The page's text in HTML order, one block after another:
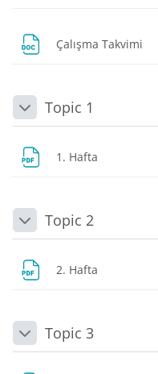
Çalışma Takvimi
DaraltTopic 1
1. Hafta
DaraltTopic 2
2. Hafta
DaraltTopic 3